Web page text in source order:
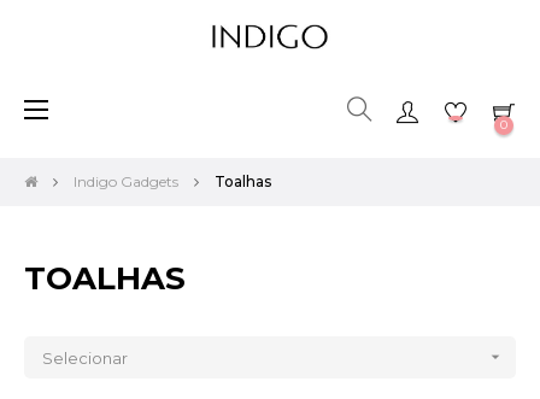
Toggle
☰
0
Indigo Gadgets Toalhas
TOALHAS
Selecionar 